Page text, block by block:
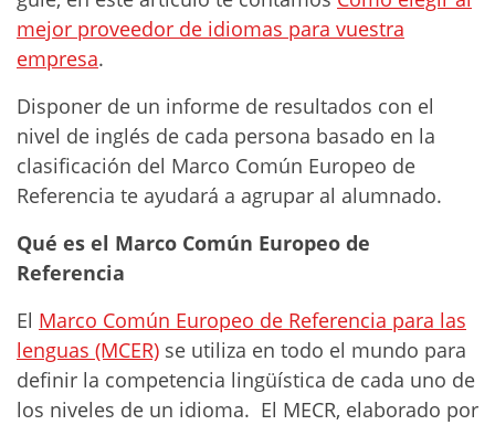
mejor proveedor de idiomas para vuestra
empresa.
Disponer de un informe de resultados con el
nivel de inglés de cada persona basado en la
clasificación del Marco Común Europeo de
Referencia te ayudará a agrupar al alumnado.
Qué es el Marco Común Europeo de
Referencia
El Marco Común Europeo de Referencia para las
lenguas (MCER) se utiliza en todo el mundo para
definir la competencia lingüística de cada uno de
los niveles de un idioma. El MECR, elaborado por